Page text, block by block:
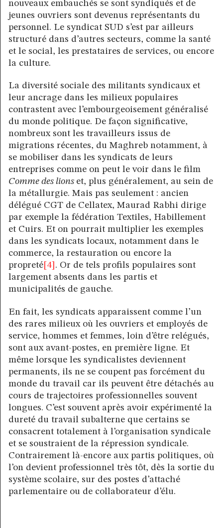
nouveaux embauchés se sont syndiqués et de
jeunes ouvriers sont devenus représentants du
personnel. Le syndicat SUD s’est par ailleurs
structuré dans d’autres secteurs, comme la santé
et le social, les prestataires de services, ou encore
la culture.
La diversité sociale des militants syndicaux et
leur ancrage dans les milieux populaires
contrastent avec l’embourgeoisement généralisé
du monde politique. De façon significative,
nombreux sont les travailleurs issus de
migrations récentes, du Maghreb notamment, à
se mobiliser dans les syndicats de leurs
entreprises comme on peut le voir dans le film
Comme des lions et, plus généralement, au sein de
la métallurgie. Mais pas seulement : ancien
délégué CGT de Cellatex, Maurad Rabhi dirige
par exemple la fédération Textiles, Habillement
et Cuirs. Et on pourrait multiplier les exemples
dans les syndicats locaux, notamment dans le
commerce, la restauration ou encore la
propreté [4] . Or de tels profils populaires sont
largement absents dans les partis et
municipalités de gauche.
En fait, les syndicats apparaissent comme l’un
des rares milieux où les ouvriers et employés de
service, hommes et femmes, loin d’être relégués,
sont aux avant-postes, en première ligne. Et
même lorsque les syndicalistes deviennent
permanents, ils ne se coupent pas forcément du
monde du travail car ils peuvent être détachés au
cours de trajectoires professionnelles souvent
longues. C’est souvent après avoir expérimenté la
dureté du travail subalterne que certains se
consacrent totalement à l’organisation syndicale
et se soustraient de la répression syndicale.
Contrairement là-encore aux partis politiques, où
l’on devient professionnel très tôt, dès la sortie du
système scolaire, sur des postes d’attaché
parlementaire ou de collaborateur d’élu.